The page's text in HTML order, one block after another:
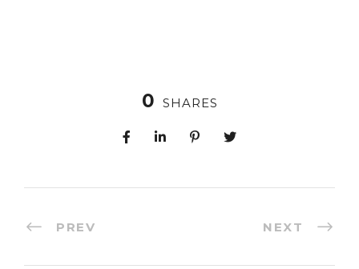
0 SHARES
PREV NEXT